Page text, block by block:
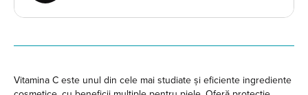
Vitamina C este unul din cele mai studiate și eficiente ingrediente